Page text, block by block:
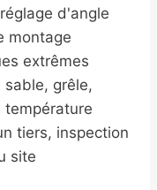
d'angle
montage
extrêmes
grêle,
température
tiers, inspection
site